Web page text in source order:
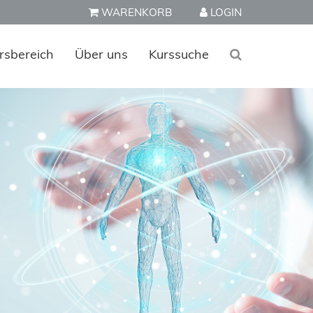
WARENKORB LOGIN
Über uns Kurssuche